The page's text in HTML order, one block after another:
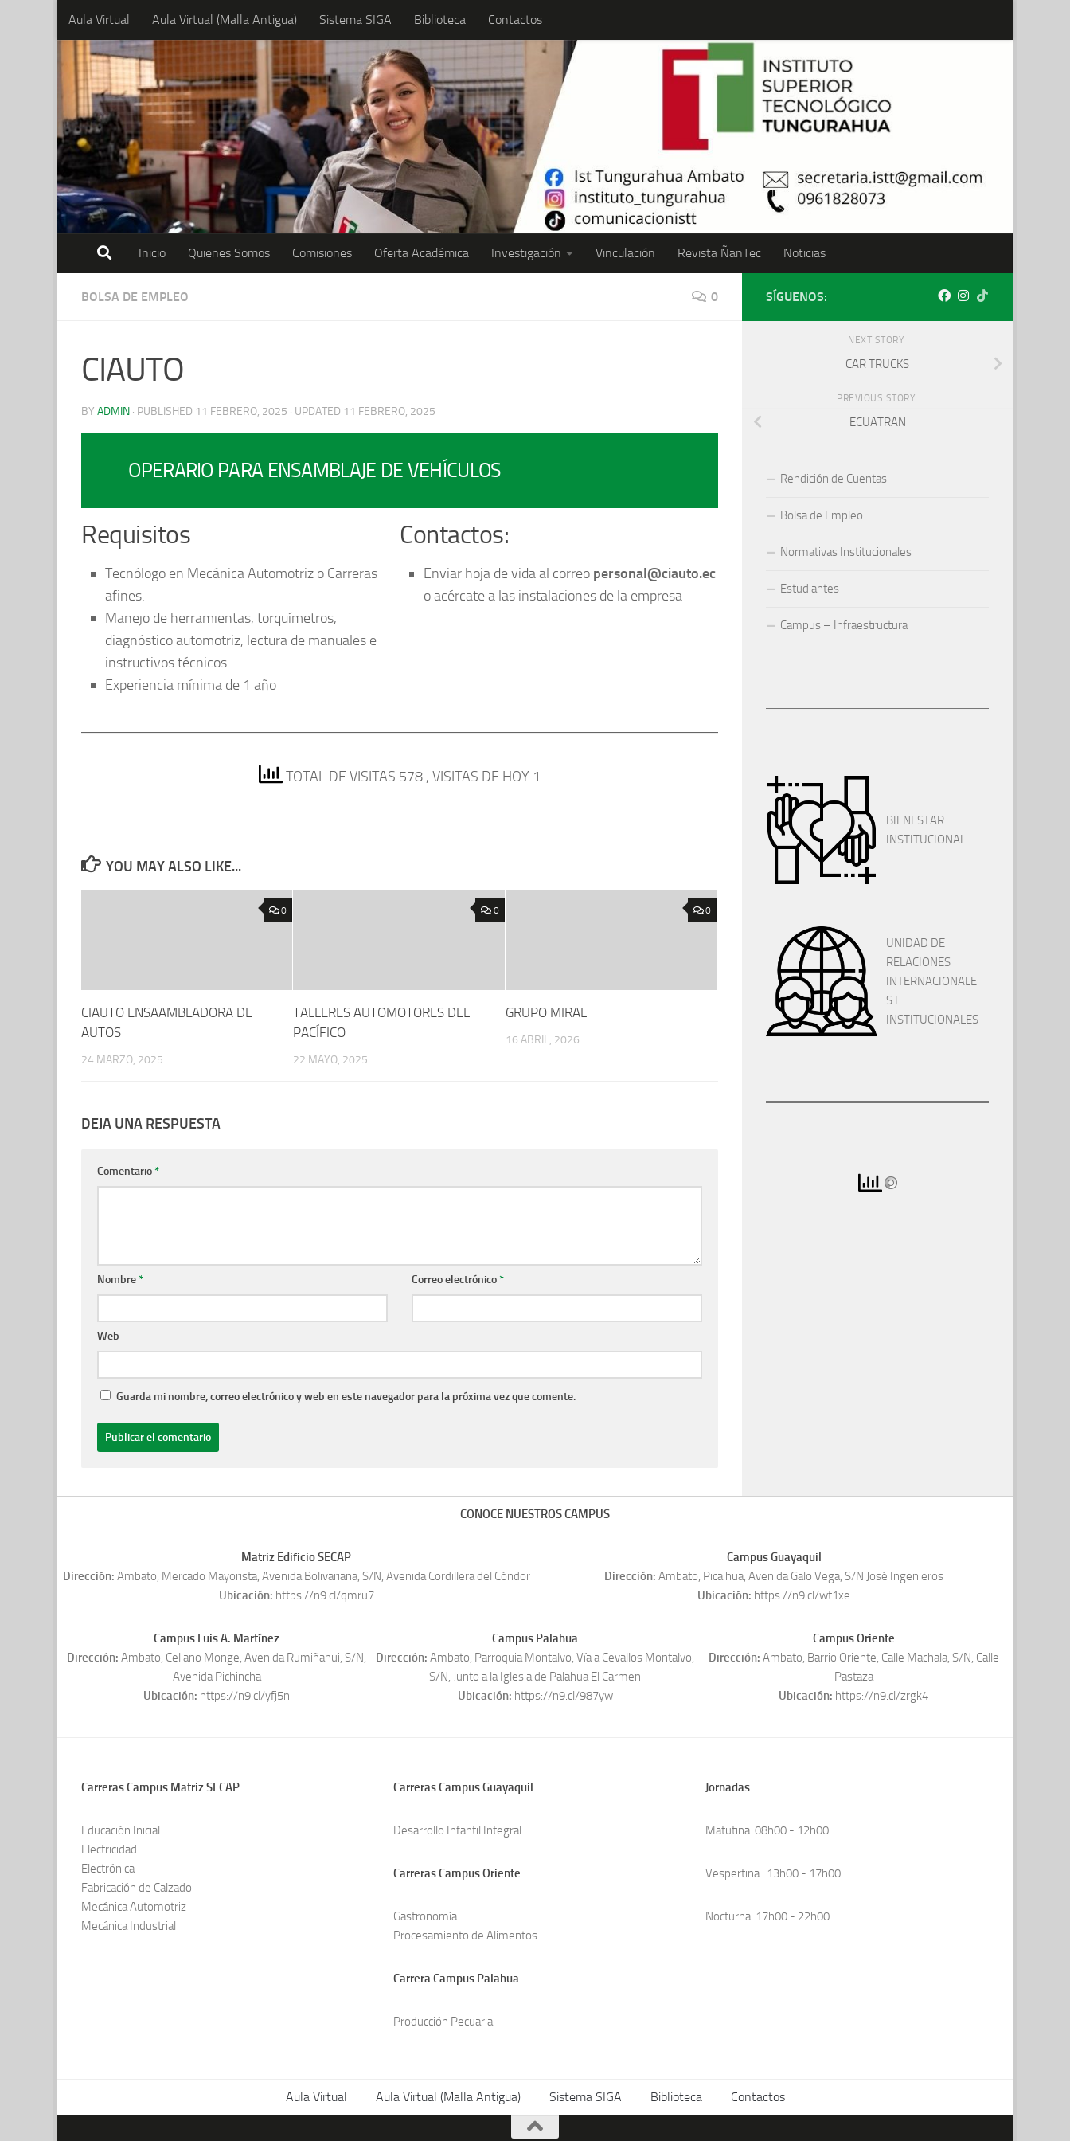
Skip to content
Aula Virtual Aula Virtual (Malla Antigua) Sistema SIGA Biblioteca Contactos
Inicio Quienes Somos Comisiones Oferta Académica Investigación Vinculación Revista ÑanTec Noticias
BOLSA DE EMPLEO 0
CIAUTO
BY ADMIN · PUBLISHED 11 FEBRERO, 2025 · UPDATED 11 FEBRERO, 2025
OPERARIO PARA ENSAMBLAJE DE VEHÍCULOS
Requisitos
Tecnólogo en Mecánica Automotriz o Carreras
afines.
Manejo de herramientas, torquímetros,
diagnóstico automotriz, lectura de manuales e
instructivos técnicos.
Experiencia mínima de 1 año
Contactos:
Enviar hoja de vida al correo personal@ciauto.ec
o acércate a las instalaciones de la empresa
TOTAL DE VISITAS 578 , VISITAS DE HOY 1
YOU MAY ALSO LIKE...
0
CIAUTO ENSAAMBLADORA DE
AUTOS
24 MARZO, 2025
0
TALLERES AUTOMOTORES DEL
PACÍFICO
22 MAYO, 2025
0
GRUPO MIRAL
16 ABRIL, 2026
DEJA UNA RESPUESTA
Comentario*
Nombre* Correo electrónico*
Web
Guarda mi nombre, correo electrónico y web en este navegador para la próxima vez que comente.
SÍGUENOS:
NEXT STORY
CAR TRUCKS
PREVIOUS STORY
ECUATRAN
Rendición de Cuentas
Bolsa de Empleo
Normativas Institucionales
Estudiantes
Campus – Infraestructura
BIENESTAR
INSTITUCIONAL
UNIDAD DE
RELACIONES
INTERNACIONALE
S E
INSTITUCIONALES
CONOCE NUESTROS CAMPUS
Matriz Edificio SECAP
Dirección: Ambato, Mercado Mayorista, Avenida Bolivariana, S/N, Avenida Cordillera del Cóndor
Ubicación: https://n9.cl/qmru7
Campus Guayaquil
Dirección: Ambato, Picaihua, Avenida Galo Vega, S/N José Ingenieros
Ubicación: https://n9.cl/wt1xe
Campus Luis A. Martínez
Dirección: Ambato, Celiano Monge, Avenida Rumiñahui, S/N,
Avenida Pichincha
Ubicación: https://n9.cl/yfj5n
Campus Palahua
Dirección: Ambato, Parroquia Montalvo, Vía a Cevallos Montalvo,
S/N, Junto a la Iglesia de Palahua El Carmen
Ubicación: https://n9.cl/987yw
Campus Oriente
Dirección: Ambato, Barrio Oriente, Calle Machala, S/N, Calle
Pastaza
Ubicación: https://n9.cl/zrgk4
Carreras Campus Matriz SECAP
Educación Inicial
Electricidad
Electrónica
Fabricación de Calzado
Mecánica Automotriz
Mecánica Industrial
Carreras Campus Guayaquil
Desarrollo Infantil Integral
Carreras Campus Oriente
Gastronomía
Procesamiento de Alimentos
Carrera Campus Palahua
Producción Pecuaria
Jornadas
Matutina: 08h00 - 12h00
Vespertina : 13h00 - 17h00
Nocturna: 17h00 - 22h00
Aula Virtual Aula Virtual (Malla Antigua) Sistema SIGA Biblioteca Contactos